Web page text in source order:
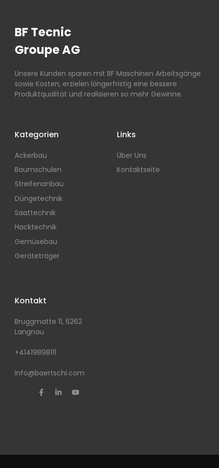
BF Tecnic
Groupe AG
Unsere Kunden sparen mit BF Maschinen Arbeitsgänge
sowie Kosten, erzielen längerfristig eine bessere
Produktqualität und realisieren so mehr Gewinne.
Kategorien
Ackerbau
Baumschulen
Streifenanbau
Düngetechnik
Saattechnik
Hacktechnik
Gemüsebau
Geräteträger
Links
Über Uns
Kontaktseite
Kontakt
Bruggmatte 11, 6262
Langnau
+41419898111
info@baertschi.com